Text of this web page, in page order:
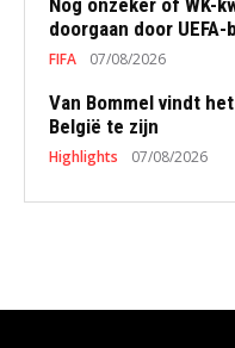
Nog onzeker of WK-
doorgaan door
FIFA 07/08/2026
Van Bommel vindt
België te zijn
Highlights 07/08/2026